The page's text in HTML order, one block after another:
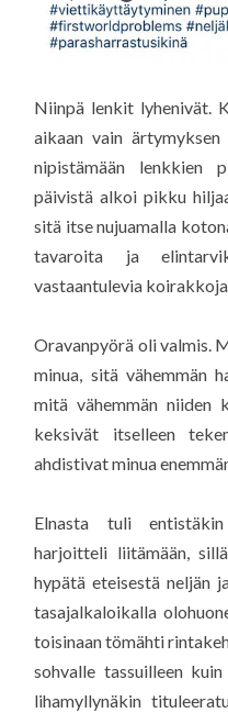
Niinpä lenkit lyhenivät.
aikaan vain
nipistämään lenkkien
päivistä alkoi pikku
sitä itse nujuamalla
tavaroita ja
vastaantulevia
Oravanpyörä oli valmis.
minua, sitä vähemmän
mitä vähemmän niiden
keksivät itselleen
ahdistivat minua
Elnasta tuli
harjoitteli liitämään,
hypätä eteisestä neljän
tasajalkaloikalla
toisinaan tömähti
sohvalle tassuilleen
lihamyllynäkin